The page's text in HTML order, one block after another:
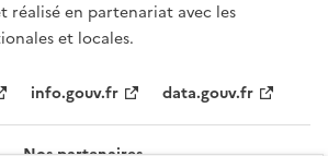
réalisé en partenariat avec les
et locales.
info.gouv.fr data.gouv.fr